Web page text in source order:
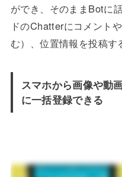
ができ、そのままBotに
ドのChatterにコメント
む）、位置情報を投稿す
スマホから画像や動
に一括登録できる